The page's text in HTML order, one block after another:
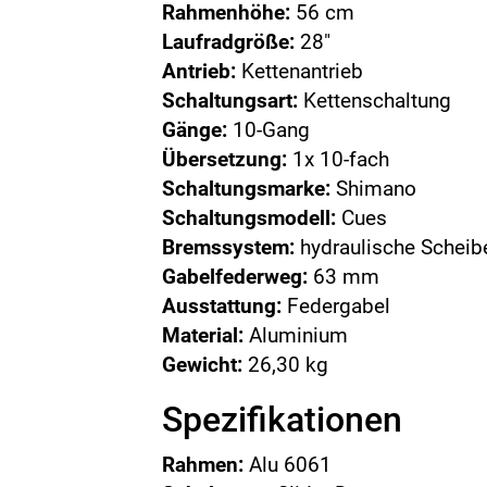
Rahmenhöhe: 56 cm
Laufradgröße: 28"
Antrieb: Kettenantrieb
Schaltungsart: Kettenschaltung
Gänge: 10-Gang
Übersetzung: 1x 10-fach
Schaltungsmarke: Shimano
Schaltungsmodell: Cues
Bremssystem: hydraulische
Gabelfederweg: 63 mm
Ausstattung: Federgabel
Material: Aluminium
Gewicht: 26,30 kg
Spezifikationen
Rahmen: Alu 6061